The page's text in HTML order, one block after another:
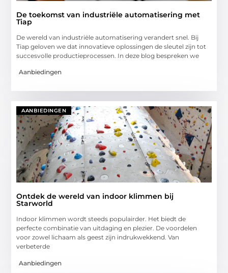
De toekomst van industriële automatisering met
Tiap
De wereld van industriële automatisering verandert snel. Bij
Tiap geloven we dat innovatieve oplossingen de sleutel zijn tot
succesvolle productieprocessen. In deze blog bespreken we
Aanbiedingen
AANBIEDINGEN
Ontdek de wereld van indoor klimmen bij
Starworld
Indoor klimmen wordt steeds populairder. Het biedt de
perfecte combinatie van uitdaging en plezier. De voordelen
voor zowel lichaam als geest zijn indrukwekkend. Van
verbeterde
Aanbiedingen